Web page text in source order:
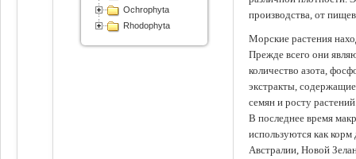
производства, от
Морские растения
Прежде всего они
количество азота,
экстракты,
семян и росту
В последнее время
используются как
Австралии, Новой
Ochrophyta
Rhodophyta